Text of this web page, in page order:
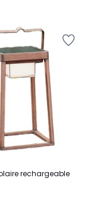
rechargeable